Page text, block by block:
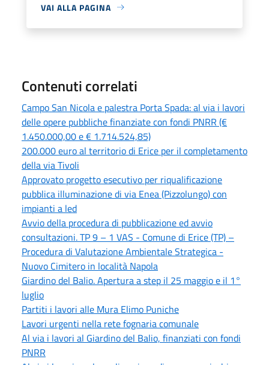
VAI ALLA PAGINA
Contenuti correlati
Campo San Nicola e palestra Porta Spada: al via i lavori
delle opere pubbliche finanziate con fondi PNRR (€
1.450.000,00 e € 1.714.524,85)
200.000 euro al territorio di Erice per il completamento
della via Tivoli
Approvato progetto esecutivo per riqualificazione
pubblica illuminazione di via Enea (Pizzolungo) con
impianti a led
Avvio della procedura di pubblicazione ed avvio
consultazioni. TP 9 – 1 VAS - Comune di Erice (TP) –
Procedura di Valutazione Ambientale Strategica -
Nuovo Cimitero in località Napola
Giardino del Balio. Apertura a step il 25 maggio e il 1°
luglio
Partiti i lavori alle Mura Elimo Puniche
Lavori urgenti nella rete fognaria comunale
Al via i lavori al Giardino del Balio, finanziati con fondi
PNRR